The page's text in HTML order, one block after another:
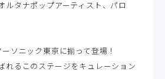
ルタナポップアーティスト、パロ
ソニック東京に揃って登場！
れるこのステージをキュレーション